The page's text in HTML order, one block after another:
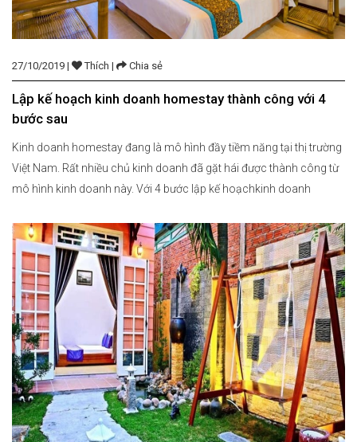
27/10/2019 | Thích | Chia sẻ
Lập kế hoạch kinh doanh homestay thành công với 4
bước sau
Kinh doanh homestay đang là mô hình đầy tiềm năng tại thị trường
Việt Nam. Rất nhiều chủ kinh doanh đã gặt hái được thành công từ
mô hình kinh doanh này. Với 4 bước lập kế hoạchkinh doanh
khai hoạt động kinh doanh […]